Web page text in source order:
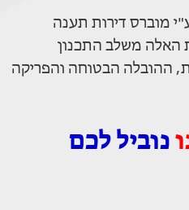
מוברס דירות תענה
האלה משלב התכנון
ההובלה הבטוחה והפריקה
נוביל לכם